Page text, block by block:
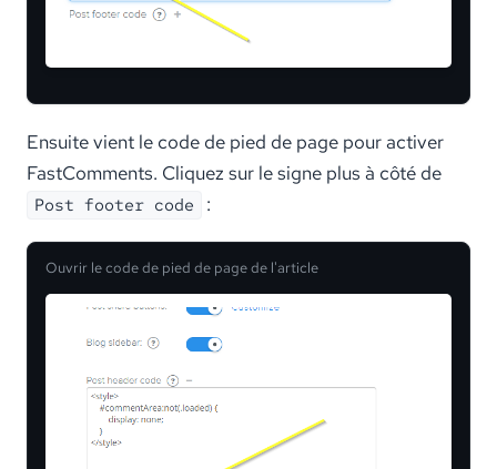
Ensuite vient le code de pied de page pour activer
FastComments. Cliquez sur le signe plus à côté de
Post footer code :
Ouvrir le code de pied de page de l'article